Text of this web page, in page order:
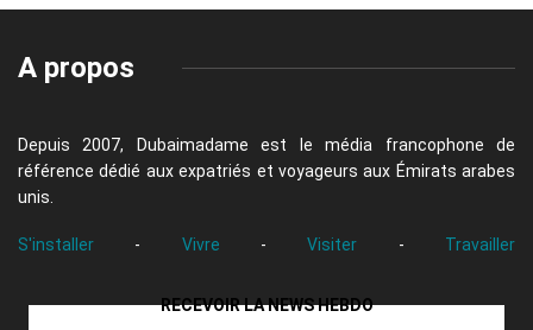
A propos
Depuis 2007, Dubaimadame est le média francophone de
référence dédié aux expatriés et voyageurs aux Émirats arabes
unis.
S'installer - Vivre - Visiter - Travailler
RECEVOIR LA NEWS HEBDO